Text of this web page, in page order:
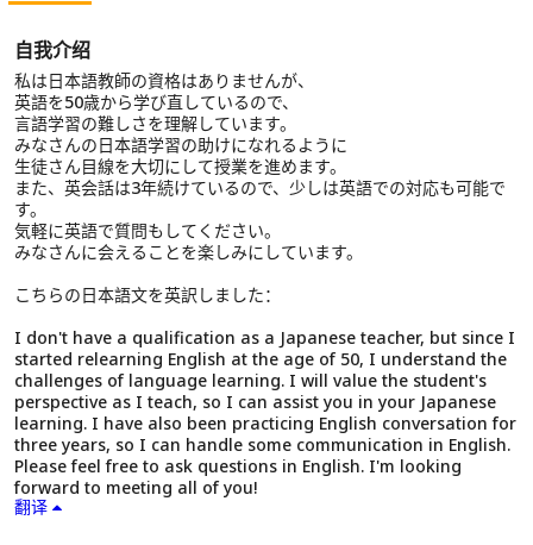
自我介绍
私は日本語教師の資格はありませんが、
英語を50歳から学び直しているので、
言語学習の難しさを理解しています。
みなさんの日本語学習の助けになれるように
生徒さん目線を大切にして授業を進めます。
また、英会話は3年続けているので、少しは英語での対応も可能で
す。
気軽に英語で質問もしてください。
みなさんに会えることを楽しみにしています。
こちらの日本語文を英訳しました：
I don't have a qualification as a Japanese teacher, but since I
started relearning English at the age of 50, I understand the
challenges of language learning. I will value the student's
perspective as I teach, so I can assist you in your Japanese
learning. I have also been practicing English conversation for
three years, so I can handle some communication in English.
Please feel free to ask questions in English. I'm looking
forward to meeting all of you!
翻译